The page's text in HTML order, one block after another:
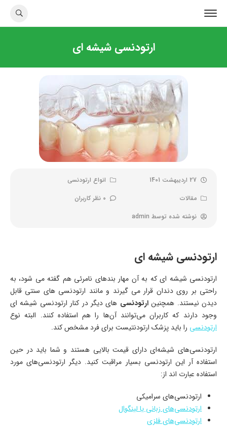
ارتودنسی شیشه ای
27 اردیبهشت 1401
انواع ارتودنسی
مقالات
0 نظر کاربران
نوشته شده توسط admin
ارتودنسی شیشه ای
ارتودنسی شیشه ‌ای که به آن مهار بندهای نامرئی هم گفته می ‌شود، به
راحتی بر روی دندان قرار می‌ گیرند و مانند ارتودنسی‌ های سنتی قابل
دیدن نیستند. همچنینارتودنسی‌ های دیگر در کنار ارتودنسی شیشه‌ ای
وجود دارند که کاربران می‌توانند آن‌ها را هم استفاده کنند. البته نوع
ارتودنسی را باید پزشک ارتودنتیست برای فرد مشخص کند.
ارتودنسی‌های شیشه‌ای دارای قیمت بالایی هستند و شما باید در حین
استفاده آر این ارتودنسی بسیار مراقبت کنید. دیگر ارتودنسی‌های مورد
استفاده عبارت ‌اند از:
ارتودنسی‌های سرامیکی
ارتودنسی‌های زبانی یا لینگوال
ارتودنسی‌های فلزی